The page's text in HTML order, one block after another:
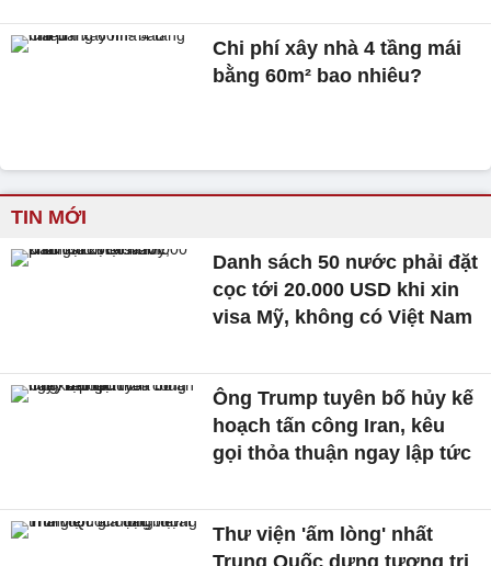
Chi phí xây nhà 4 tầng mái
bằng 60m² bao nhiêu?
TIN MỚI
Danh sách 50 nước phải đặt
cọc tới 20.000 USD khi xin
visa Mỹ, không có Việt Nam
Ông Trump tuyên bố hủy kế
hoạch tấn công Iran, kêu
gọi thỏa thuận ngay lập tức
Thư viện 'ấm lòng' nhất
Trung Quốc dựng tượng tri